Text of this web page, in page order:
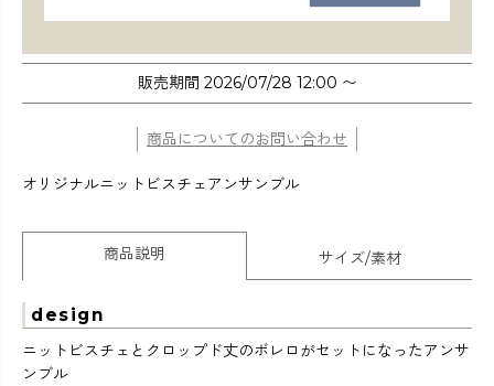
販売期間 2026/07/28 12:00 〜
商品についてのお問い合わせ
オリジナルニットビスチェアンサンブル
商品説明 サイズ/素材
design
ニットビスチェとクロップド丈のボレロがセットになったアンサ
ンブル